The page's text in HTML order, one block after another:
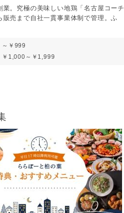
業。究極の美味しい地鶏「名古屋コーチ
販売まで自社一貫事業体制で管理。ふ
～￥999
￥1,000～￥1,999